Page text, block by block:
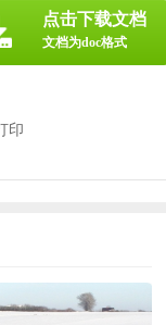
印
点击下载文档
文档为doc格式